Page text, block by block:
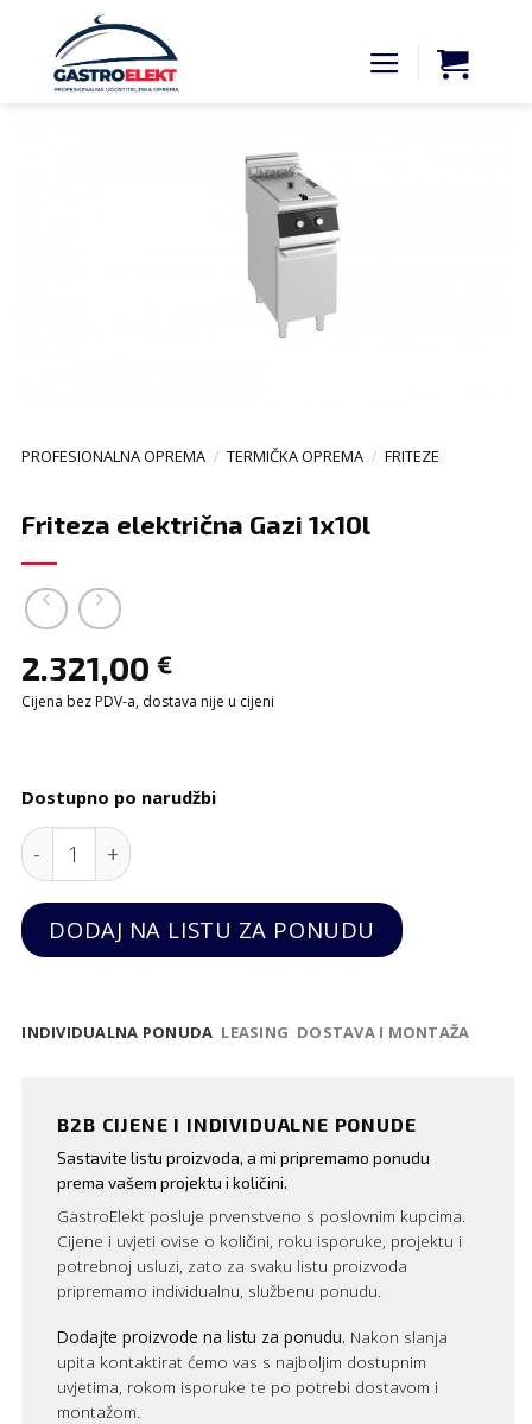
content
PROFESIONALNA OPREMA / TERMIČKA OPREMA / FRITEZE
Friteza električna Gazi 1x10l
2.321,00€
Cijena bez PDV-a, dostava nije u cijeni
Dostupno po narudžbi
Friteza električna Gazi 1x10l quantity
DODAJ NA LISTU ZA PONUDU
INDIVIDUALNA PONUDA LEASING DOSTAVA I MONTAŽA
B2B CIJENE I INDIVIDUALNE PONUDE
Sastavite listu proizvoda, a mi pripremamo ponudu
prema vašem projektu i količini.
GastroElekt posluje prvenstveno s poslovnim kupcima.
Cijene i uvjeti ovise o količini, roku isporuke, projektu i
potrebnoj usluzi, zato za svaku listu proizvoda
pripremamo individualnu, službenu ponudu.
Dodajte proizvode na listu za ponudu. Nakon slanja
upita kontaktirat ćemo vas s najboljim dostupnim
uvjetima, rokom isporuke te po potrebi dostavom i
montažom.